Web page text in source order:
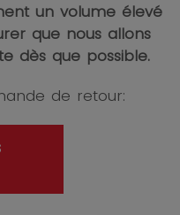
un volume élevé
que nous allons
dès que possible.
de retour: